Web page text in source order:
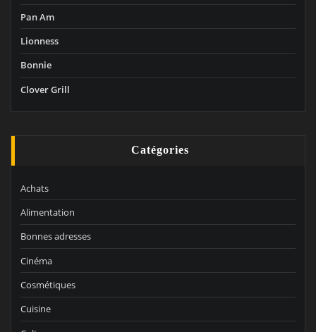
Pan Am
Lionness
Bonnie
Clover Grill
Catégories
Achats
Alimentation
Bonnes adresses
Cinéma
Cosmétiques
Cuisine